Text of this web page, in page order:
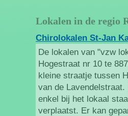
Lokalen in de regio
Chirolokalen St-Jan
De lokalen van "vzw
Hogestraat nr 10 te
kleine straatje tussen
van de Lavendelstraat.
enkel bij het lokaal
verplaatst. Er kan